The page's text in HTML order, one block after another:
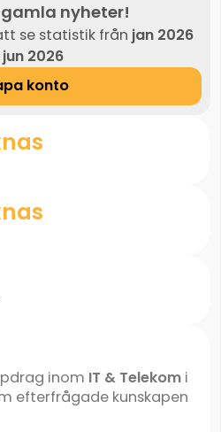
nyheter!
se statistik från jan 2026
2026
konto
inom IT & Telekomi
efterfrågade kunskapen